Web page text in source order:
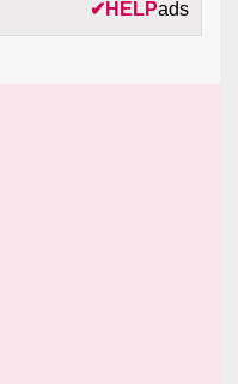
✔ HELPads